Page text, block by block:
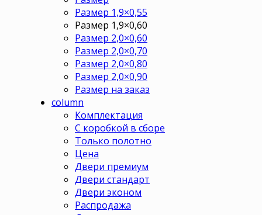
Размер 1,9×0,55
Размер 1,9×0,60
Размер 2,0×0,60
Размер 2,0×0,70
Размер 2,0×0,80
Размер 2,0×0,90
Размер на заказ
column
Комплектация
С коробкой в сборе
Только полотно
Цена
Двери премиум
Двери стандарт
Двери эконом
Распродажа